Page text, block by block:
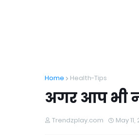
Home Health-Tips
अगर आप भी
Trendzplay.com May